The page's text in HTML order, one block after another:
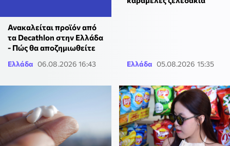
Ανακαλείται προϊόν από
τα Decathlon στην Ελλάδα
- Πώς θα αποζημιωθείτε
Ελλάδα 06.08.2026 16:43 Ελλάδα 05.08.2026 15:35